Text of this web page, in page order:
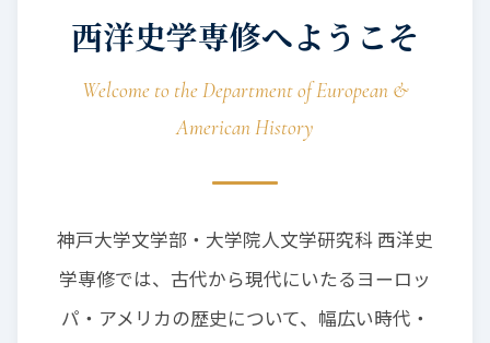
西洋史学専修へようこそ
Welcome to the Department of European &
American History
神戸大学文学部・大学院人文学研究科 西洋史
学専修では、古代から現代にいたるヨーロッ
パ・アメリカの歴史について、幅広い時代・